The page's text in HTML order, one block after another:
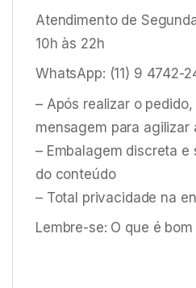
Atendimento de
10h às 22h
WhatsApp: (11) 9 4742-
– Após realizar o
mensagem para agilizar
– Embalagem discreta
do conteúdo
– Total privacidade na
Lembre-se: O que é